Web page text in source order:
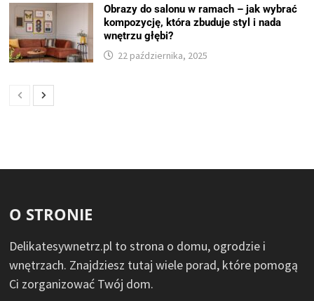
Obrazy do salonu w ramach – jak wybrać
kompozycję, która zbuduje styl i nada
wnętrzu głębi?
22 października, 2025
O STRONIE
Delikatesywnetrz.pl to strona o domu, ogrodzie i
wnętrzach. Znajdziesz tutaj wiele porad, które pomogą
Ci zorganizować Twój dom.